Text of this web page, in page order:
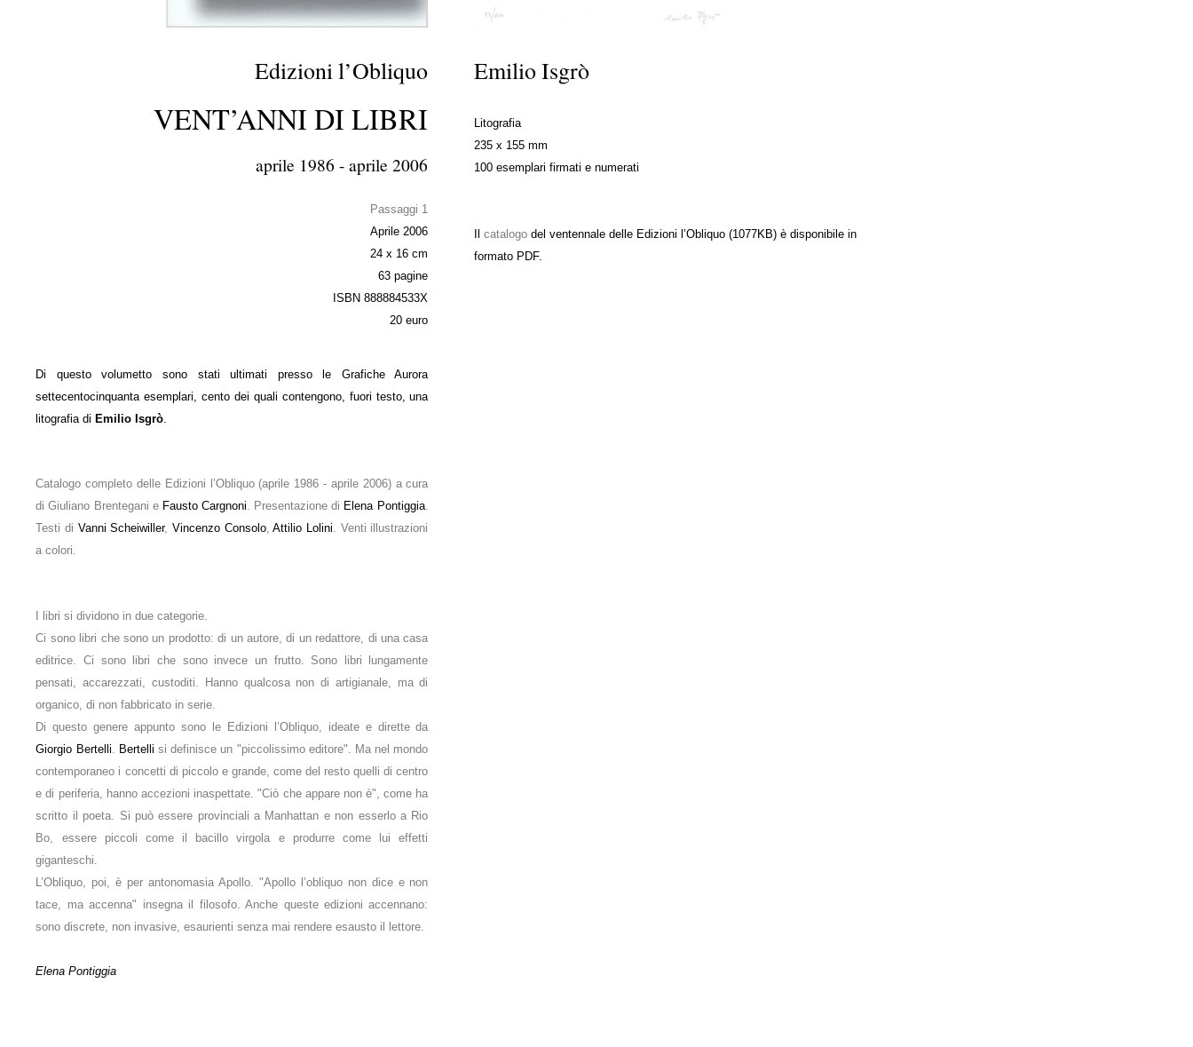
Edizioni l’Obliquo
VENT’ANNI DI LIBRI
aprile 1986 - aprile 2006
Passaggi 1
Aprile 2006
24 x 16 cm
63 pagine
ISBN 888884533X
20 euro
Di questo volumetto sono stati ultimati presso le Grafiche Aurora
settecentocinquanta esemplari, cento dei quali contengono, fuori testo, una
litografia di Emilio Isgrò
Catalogo completo delle Edizioni l’Obliquo (aprile 1986 - aprile 2006) a cura
di Giuliano Brentegani e Fausto Cargnoni. Presentazione di Elena Pontiggia.
Testi di Vanni Scheiwiller,Vincenzo Consolo,Attilio Lolini. Venti illustrazioni
a colori.
I libri si dividono in due categorie.
Ci sono libri che sono un prodotto: di un autore, di un redattore, di una casa
editrice. Ci sono libri che sono invece un frutto. Sono libri lungamente
pensati, accarezzati, custoditi. Hanno qualcosa non di artigianale, ma di
organico, di non fabbricato in serie.
Di questo genere appunto sono le Edizioni l’Obliquo, ideate e dirette da
Giorgio Bertelli. Bertelli si definisce un "piccolissimo editore". Ma nel mondo
contemporaneo i concetti di piccolo e grande, come del resto quelli di centro
e di periferia, hanno accezioni inaspettate. "Ciò che appare non è", come ha
scritto il poeta. Si può essere provinciali a Manhattan e non esserlo a Rio
Bo, essere piccoli come il bacillo virgola e produrre come lui effetti
giganteschi.
L’Obliquo, poi, è per antonomasia Apollo. "Apollo l’obliquo non dice e non
tace, ma accenna" insegna il filosofo. Anche queste edizioni accennano:
sono discrete, non invasive, esaurienti senza mai rendere esausto il lettore.
Elena Pontiggia
Emilio Isgrò
Litografia
235 x 155 mm
100 esemplari firmati e numerati
Ilcatalogo del ventennale delle Edizioni l’Obliquo (1077KB) è disponibile in
formato PDF.